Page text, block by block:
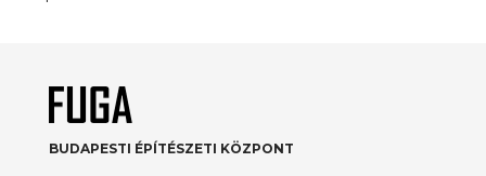
BUDAPESTI ÉPÍTÉSZETI KÖZPONT